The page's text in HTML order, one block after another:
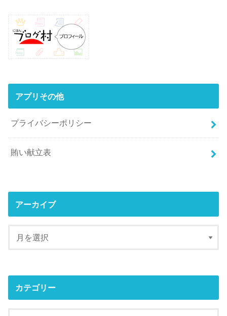
アプリその他
プライバシーポリシー
賄い献立表
アーカイブ
カテゴリー